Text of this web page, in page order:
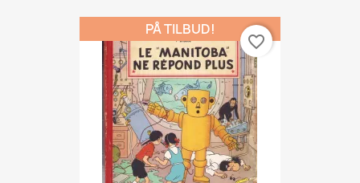
PÅ TILBUD!
favorite_border